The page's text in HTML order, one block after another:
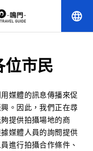
language
位市民
媒體的訊息傳播來促
。因此，我們正在尋
提供拍攝場地的商
媒體人員的詢問提供
進行拍攝合作條件、